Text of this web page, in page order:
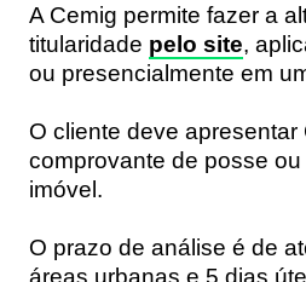
A Cemig permite fazer a
titularidade pelo site,
ou presencialmente em
O cliente deve apresentar
comprovante de posse
imóvel.
O prazo de análise é de
áreas urbanas e 5 dias